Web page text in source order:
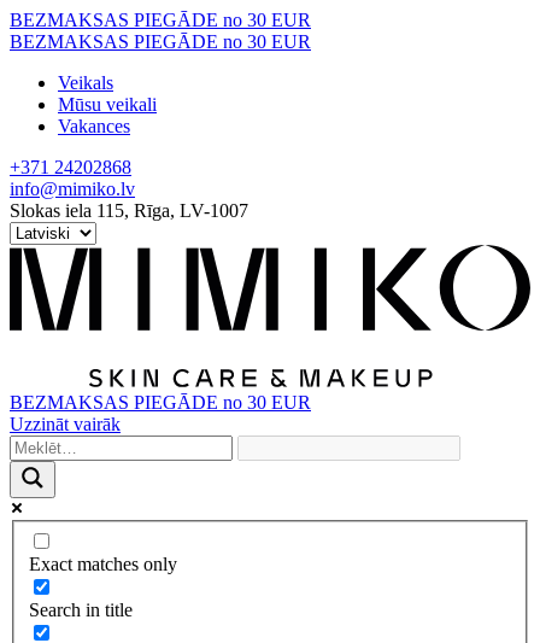
Skip
to
BEZMAKSAS PIEGĀDE no 30 EUR
BEZMAKSAS PIEGĀDE no 30 EUR
Veikals
Mūsu veikali
Vakances
+371 24202868
info@mimiko.lv
Slokas iela 115, Rīga, LV-1007
BEZMAKSAS PIEGĀDE no 30 EUR
Uzzināt vairāk
Exact matches only
Search in title